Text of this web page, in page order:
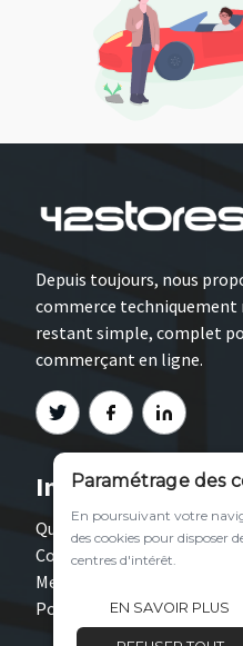
Depuis toujours, nous
commerce
restant simple, complet
commerçant en ligne.
Informations
Qui sommes-nous ?
Contact
Mentions légales
Politique de confidentialité
Paramétrage des
En poursuivant votre
des cookies pour disposer
centres d'intérêt.
EN SAVOIR PLUS